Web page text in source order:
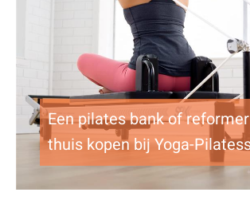
Een pilates bank of
thuis kopen bij Yoga-